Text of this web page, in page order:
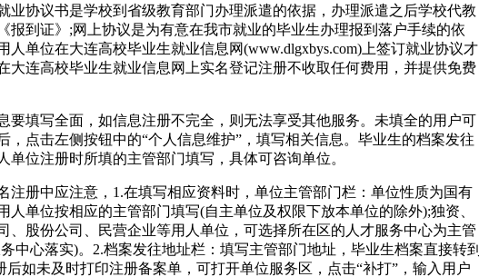
协议书是学校到省级教育部门办理派遣的依据，办理派遣之后学校代教
报到证》;网上协议是为有意在我市就业的毕业生办理报到落户手续的依
人单位在大连高校毕业生就业信息网(www.dlgxbys.com)上签订就业协议才
大连高校毕业生就业信息网上实名登记注册不收取任何费用，并提供免费
填写全面，如信息注册不完全，则无法享受其他服务。未填全的用户可
，点击左侧按钮中的“个人信息维护”，填写相关信息。毕业生的档案发往
单位注册时所填的主管部门填写，具体可咨询单位。
册中应注意，1.在填写相应资料时，单位主管部门栏：单位性质为国有
人单位按相应的主管部门填写(自主单位及权限下放本单位的除外);独资、
、股份公司、民营企业等用人单位，可选择所在区的人才服务中心为主管
中心落实)。2.档案发往地址栏：填写主管部门地址，毕业生档案直接转到
后如未及时打印注册备案单，可打开单位服务区，点击“补打”，输入用户